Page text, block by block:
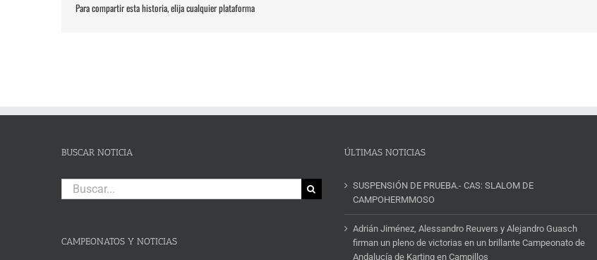
Para compartir esta historia, elija cualquier plataforma
BUSCAR NOTICIA
Buscar:
CAMPEONATOS Y NOTICIAS
ÚLTIMAS NOTICIAS
SUSPENSIÓN DE PRUEBA.- CAS: SLALOM DE
CAMPOHERMMOSO
Adrián Jiménez, Alessandro Reuvers y Alejandro Guasch
firman un pleno de victorias en un brillante Campeonato de
Andalucía de Karting en Campillos